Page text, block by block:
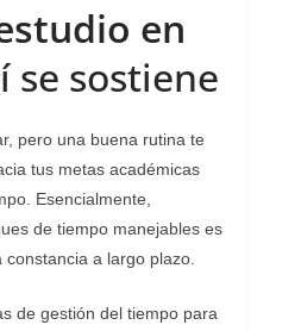
en
se sostiene
pero una buena rutina te
tus metas académicas
Esencialmente,
de tiempo manejables es
a largo plazo.
de gestión del tiempo para